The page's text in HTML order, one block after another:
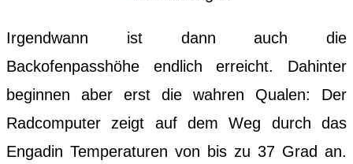
Irgendwann ist dann auch die
Backofenpasshöhe endlich erreicht. Dahinter
beginnen aber erst die wahren Qualen: Der
Radcomputer zeigt auf dem Weg durch das
Engadin Temperaturen von bis zu 37 Grad an.